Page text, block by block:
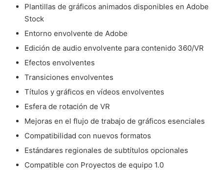
Plantillas de gráficos animados disponibles en Adobe
Stock
Entorno envolvente de Adobe
Edición de audio envolvente para contenido 360/VR
Efectos envolventes
Transiciones envolventes
Títulos y gráficos en vídeos envolventes
Esfera de rotación de VR
Mejoras en el flujo de trabajo de gráficos esenciales
Compatibilidad con nuevos formatos
Estándares regionales de subtítulos opcionales
Compatible con Proyectos de equipo 1.0